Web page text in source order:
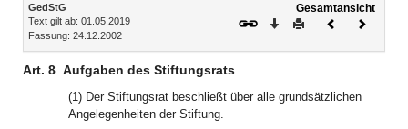
GedStG
Text gilt ab: 01.05.2019
Fassung: 24.12.2002
Gesamtansicht
Download
DruckenVorheriges
Art. 8 Aufgaben des Stiftungsrats
(1) Der Stiftungsrat beschließt über alle grundsätzlichen
Angelegenheiten der Stiftung.